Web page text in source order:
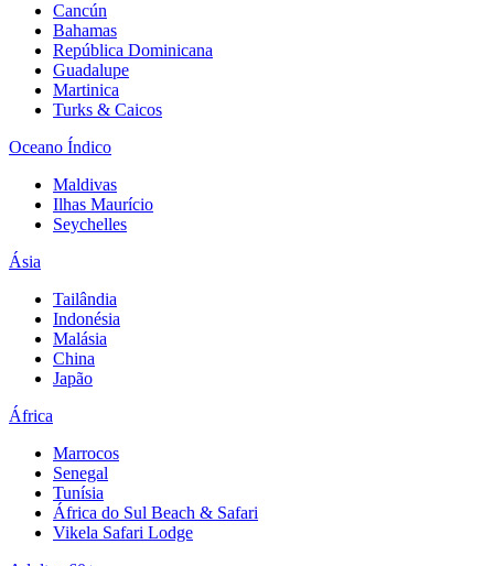
Cancún
Bahamas
República Dominicana
Guadalupe
Martinica
Turks & Caicos
Oceano Índico
Maldivas
Ilhas Maurício
Seychelles
Ásia
Tailândia
Indonésia
Malásia
China
Japão
África
Marrocos
Senegal
Tunísia
África do Sul Beach & Safari
Vikela Safari Lodge